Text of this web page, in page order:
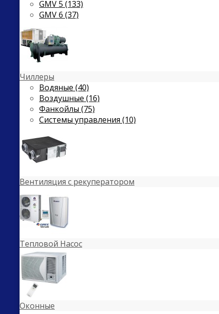
GMV 5 (133)
GMV 6 (37)
Чиллеры
Водяные (40)
Воздушные (16)
Фанкойлы (75)
Системы управления (10)
Вентиляция с рекуператором
Тепловой Насос
Оконные